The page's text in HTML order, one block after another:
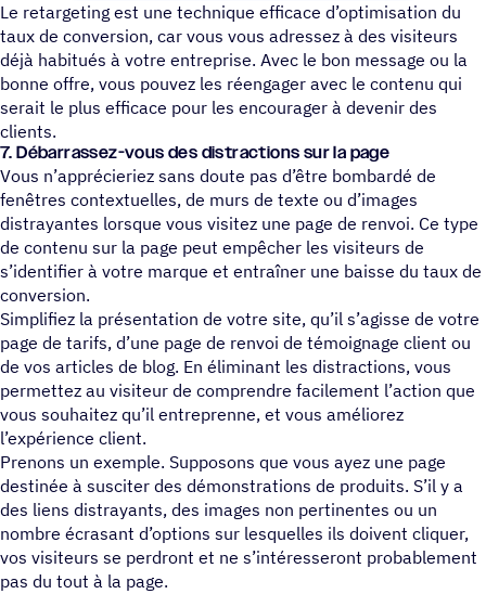
Le retargeting est une technique efficace d’optimisation du
taux de conversion, car vous vous adressez à des visiteurs
déjà habitués à votre entreprise. Avec le bon message ou la
bonne offre, vous pouvez les réengager avec le contenu qui
serait le plus efficace pour les encourager à devenir des
clients.
7. Débarrassez-vous des distractions sur la page
Vous n’apprécieriez sans doute pas d’être bombardé de
fenêtres contextuelles, de murs de texte ou d’images
distrayantes lorsque vous visitez une page de renvoi. Ce type
de contenu sur la page peut empêcher les visiteurs de
s’identifier à votre marque et entraîner une baisse du taux de
conversion.
Simplifiez la présentation de votre site, qu’il s’agisse de votre
page de tarifs, d’une page de renvoi de témoignage client ou
de vos articles de blog. En éliminant les distractions, vous
permettez au visiteur de comprendre facilement l’action que
vous souhaitez qu’il entreprenne, et vous améliorez
l’expérience client.
Prenons un exemple. Supposons que vous ayez une page
destinée à susciter des démonstrations de produits. S’il y a
des liens distrayants, des images non pertinentes ou un
nombre écrasant d’options sur lesquelles ils doivent cliquer,
vos visiteurs se perdront et ne s’intéresseront probablement
pas du tout à la page.